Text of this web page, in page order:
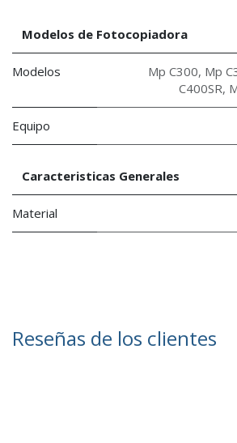
Modelos de Fotocopiadora
Modelos Mp C300, Mp
C400SR,
Equipo
Caracteristicas Generales
Material
Reseñas de los clientes